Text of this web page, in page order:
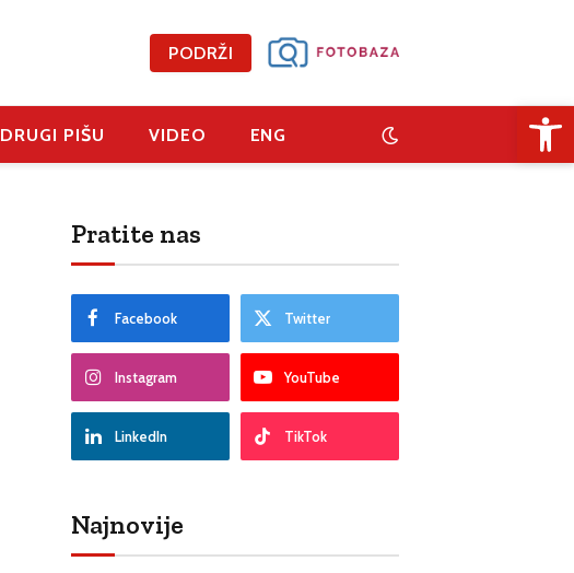
PODRŽI
DRUGI PIŠU VIDEO ENG
Pratite nas
Facebook Twitter
Instagram YouTube
LinkedIn TikTok
Najnovije